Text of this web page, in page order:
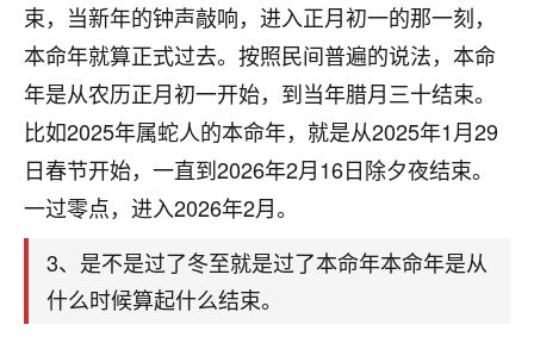
束，当新年的钟声敲响，进入正月初一的那一刻，
本命年就算正式过去。按照民间普遍的说法，本命
年是从农历正月初一开始，到当年腊月三十结束。
比如2025年属蛇人的本命年，就是从2025年1月29
日春节开始，一直到2026年2月16日除夕夜结束。
一过零点，进入2026年2月。
3、是不是过了冬至就是过了本命年本命年是从
什么时候算起什么结束。
心若莲花
我是做餐饮的，这两年，生意屡屡受挫，店开一家关
一家，要么生意不好，生意好的就出事。前些年攒的
家底快败光了，真是倒霉！我也想找人看看到底怎么
回事？
鹿森 ：你可以找老师看看，人有时不服命不行
太阳当空赵：我也做餐饮的，生意不算大，但
是我从找店开始都是找慧来老师跟进的，选
址、风水、还有开业日子，哪哪都看了，虽然